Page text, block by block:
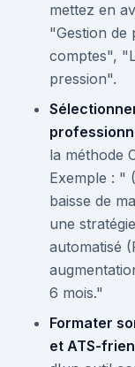
mettez en
"Gestion de
comptes",
pression".
la méthode
Exemple : "
baisse de
une
automatisé
6 mois."
Formater
et ATS-